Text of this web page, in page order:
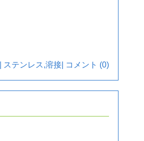
ステンレス,溶接 コメント (0)